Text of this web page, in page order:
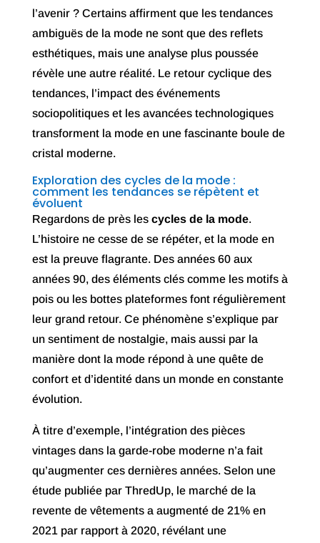
l’avenir ? Certains affirment que les tendances
ambiguës de la mode ne sont que des reflets
esthétiques, mais une analyse plus poussée
révèle une autre réalité. Le retour cyclique des
tendances, l’impact des événements
sociopolitiques et les avancées technologiques
transforment la mode en une fascinante boule de
cristal moderne.
Exploration des cycles de la mode :
comment les tendances se répètent et
évoluent
Regardons de près les cycles de la mode.
L’histoire ne cesse de se répéter, et la mode en
est la preuve flagrante. Des années 60 aux
années 90, des éléments clés comme les motifs à
pois ou les bottes plateformes font régulièrement
leur grand retour. Ce phénomène s’explique par
un sentiment de nostalgie, mais aussi par la
manière dont la mode répond à une quête de
confort et d’identité dans un monde en constante
évolution.
À titre d’exemple, l’intégration des pièces
vintages dans la garde-robe moderne n’a fait
qu’augmenter ces dernières années. Selon une
étude publiée par ThredUp, le marché de la
revente de vêtements a augmenté de 21% en
2021 par rapport à 2020, révélant une